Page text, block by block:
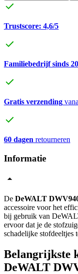
Trustscore: 4,6/5
Familiebedrijf sinds
Gratis verzending
60 dagen retourneren
Informatie
De DeWALT
accessoire voor het
bij gebruik van
ervoor dat je de
schadelijke stofdeeltjes
Belangrijkste
DeWALT